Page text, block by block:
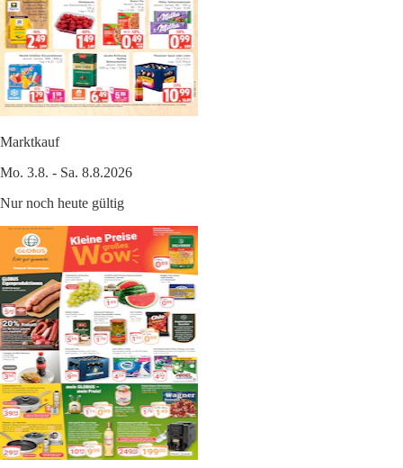
Marktkauf
Mo. 3.8. - Sa. 8.8.2026
Nur noch heute gültig